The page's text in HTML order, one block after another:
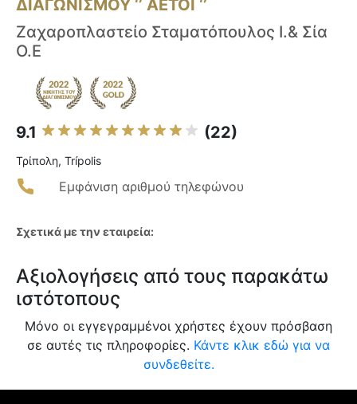
ΔΙΑΓΩΝΙΣΜΟΥ ‘’ ΑΕΤΟΙ ‘’
Ζαχαροπλαστείο Σταματόπουλος Ι.& Σία
Ο.Ε
9.1 (22)
Τρίπολη, Trípolis
Εμφάνιση αριθμού τηλεφώνου
Σχετικά με την εταιρεία:
Αξιολογήσεις από τους παρακάτω
ιστότοπους
Μόνο οι εγγεγραμμένοι χρήστες έχουν πρόσβαση
σε αυτές τις πληροφορίες. Κάντε κλικ εδώ για να
συνδεθείτε.